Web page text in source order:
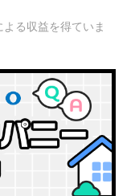
る収益を得ていま